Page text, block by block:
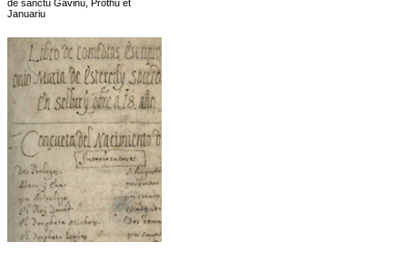
de sanctu Gavinu, Prothu et
Januariu